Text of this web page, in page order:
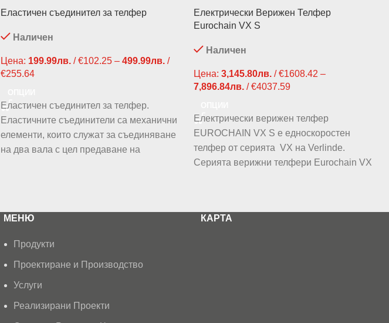
Еластичен съединител за телфер
Наличен
Цена: 199.99лв. / €102.25 – 499.99лв. /
€255.64
Еластичен съединител за телфер.
Еластичните съединители са механични
елементи, които служат за съединяване
на два вала с цел предаване на
Електрически Верижен Телфер
Eurochain VX S
Наличен
Цена: 3,145.80лв./ €1608.42 –
7,896.84лв./ €4037.59
Електрически верижен телфер
EUROCHAIN VX S е едноскоростен
телфер от серията VX на Verlinde.
Серията верижни телфери Eurochain VX
МЕНЮ
Продукти
Проектиране и Производство
Услуги
Реализирани Проекти
КАРТА